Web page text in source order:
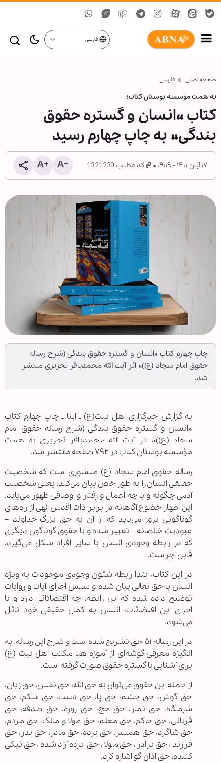
فارسی
صفحه اصلی فارسی
به همت مؤسسه بوستان کتاب؛
کتاب «انسان و گستره حقوق
بندگی» به چاپ چهارم رسید
۱۷ آبان ۱۴۰۱ - ۰۹:۱۹ کد مطلب: 1321239
چاپ چهارم کتاب «انسان و گستره حقوق بندگی (شرح رساله
حقوق امام سجاد (ع))» اثر آیت الله محمدباقر تحریری منتشر
شد.
به گزارش خبرگزاری اهل بیت(ع) ـ ابنا ـ چاپ چهارم کتاب
«انسان و گستره حقوق بندگی (شرح رساله حقوق امام
سجاد (ع))» اثر آیت الله محمدباقر تحریری به همت
مؤسسه بوستان کتاب در ۷۹۲ صفحه منتشر شد.
رساله حقوق امام سجاد (ع) منشوری است که شخصیت
حقیقی انسان را به طور خاص بیان می‌کند؛ یعنی شخصیت
آدمی چگونه و با چه اعمال و رفتار و اوصافی ظهور می‌یابد.
این اظهار خضوع آگاهانه در برابر ذات اقدس الهی از راه‌های
گوناگونی بروز می‌یابد که از آن به حق بزرگ خداوند –
عبودیت خالصانه – تعبیر شده و با حقوق گوناگون دیگری
که در رابطه وجودی انسان با سایر افراد شکل می‌گیرد،
قابل اجراست.
در این کتاب، ابتدا رابطه شئون وجودی موجودات به ویژه
انسان با حق تعالی بیان شده و سپس اجرای آیات و روایات
توضیح داده شده که این رابطه، چه اقتضائاتی دارد و با
اجرای این اقتضائات، انسان به کمال حقیقی خود نائل
می‌شود.
در این رساله ۵۱ حق تشریح شده است و شرح این رساله، به
انگیزه معرفی گوشه‌ای از آموزه هیا مکتب اهل بیت (ع)
برای آشنایی با گستره حقوق صورت گرفته است.
از جمله این حقوق می‌توان به حق الله، حق نفس، حق زبان،
حق گوش، حق چشم، حق پا، حق دست، حق شکم، حق
شرمگاه، حق نماز، حق حج، حق روزه، حق صدقه، حق
قربانی، حق حاکم، حق معلم، حق مولا و مالک، حق مردم،
حق شاگرد، حق همسر، حق برده، حق مادر، حق پدر، حق
فرزند، حق برادر، حق مولا، حق برده آزادشده، حق نیکی
کننده، حق اذان گو اشاره کرد.